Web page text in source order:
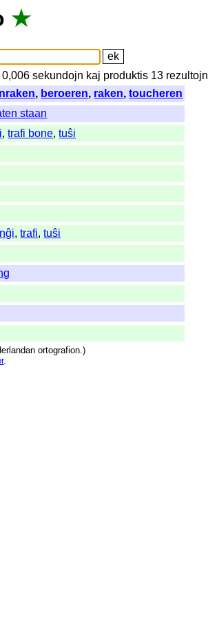
★
0,006sekundojn kaj produktis 13 rezultojn
, beroeren, raken,toucheren
staan
,trafi bone,tuŝi
,trafi,tuŝi
ortografion.)
.